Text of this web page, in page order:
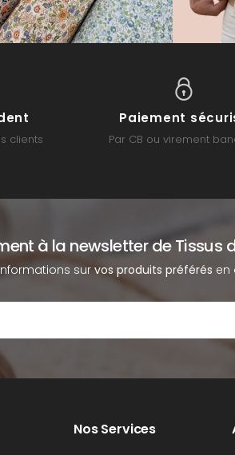
clients
Paiement
Par CB ou virement
à la newsletter de Tissus
survos produits préférés en
Nos Services